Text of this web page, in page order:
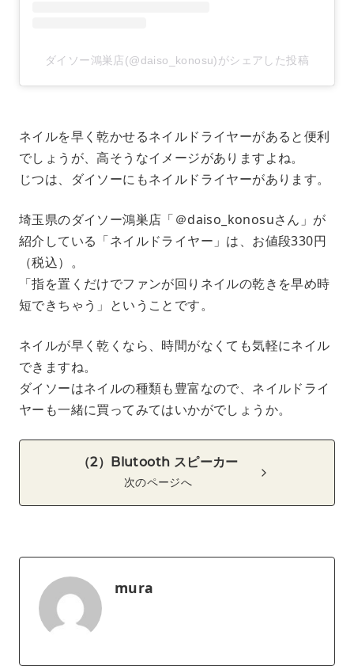
ダイソー鴻巣店(@daiso_konosu)がシェアした投稿
ネイルを早く乾かせるネイルドライヤーがあると便利
でしょうが、高そうなイメージがありますよね。
じつは、ダイソーにもネイルドライヤーがあります。
埼玉県のダイソー鴻巣店「＠daiso_konosuさん」が
紹介している「ネイルドライヤー」は、お値段330円
（税込）。
「指を置くだけでファンが回りネイルの乾きを早め時
短できちゃう」ということです。
ネイルが早く乾くなら、時間がなくても気軽にネイル
できますね。
ダイソーはネイルの種類も豊富なので、ネイルドライ
ヤーも一緒に買ってみてはいかがでしょうか。
（2）Blutooth スピーカー
次のページへ
mura